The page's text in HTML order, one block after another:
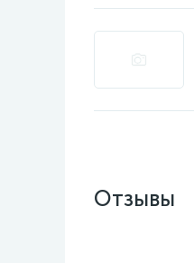
Отзывы